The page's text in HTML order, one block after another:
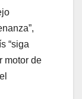
“siga
motor de